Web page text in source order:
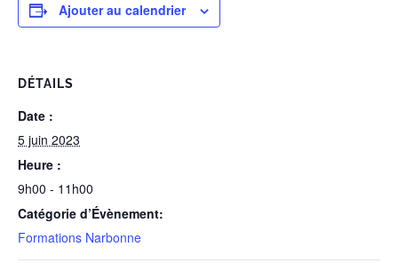
Ajouter au calendrier
DÉTAILS
Date :
5 juin 2023
Heure :
9h00 - 11h00
Catégorie d’Évènement:
Formations Narbonne